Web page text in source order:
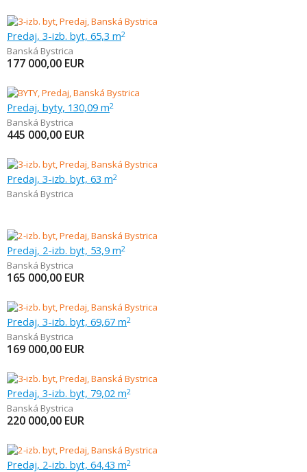
Predaj, 3-izb. byt, 65,3 m2
Banská Bystrica
177 000,00 EUR
Predaj, byty, 130,09 m2
Banská Bystrica
445 000,00 EUR
Predaj, 3-izb. byt, 63 m2
Banská Bystrica
Predaj, 2-izb. byt, 53,9 m2
Banská Bystrica
165 000,00 EUR
Predaj, 3-izb. byt, 69,67 m2
Banská Bystrica
169 000,00 EUR
Predaj, 3-izb. byt, 79,02 m2
Banská Bystrica
220 000,00 EUR
Predaj, 2-izb. byt, 64,43 m2